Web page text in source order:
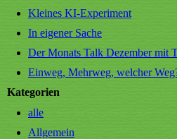
Kleines KI-Experiment
In eigener Sache
Der Monats Talk Dezember mit
Einweg, Mehrweg, welcher
Kategorien
alle
Allgemein